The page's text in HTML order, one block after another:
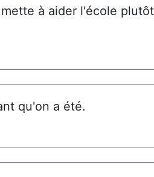
à aider l'école
qu'on a été.